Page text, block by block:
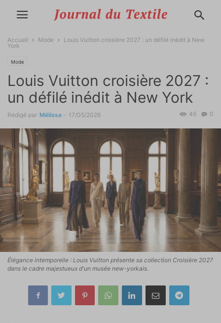
Accueil Mode
Louis Vuitton croisière 2027 : un défilé inédit à New
York
Mode
Louis Vuitton croisière 2027 :
un défilé inédit à New York
Rédigé par Mélissa - 17/05/2026 0
46
Élégance intemporelle : Louis Vuitton présente sa collection Croisière 2027
dans le cadre majestueux d'un musée new-yorkais.